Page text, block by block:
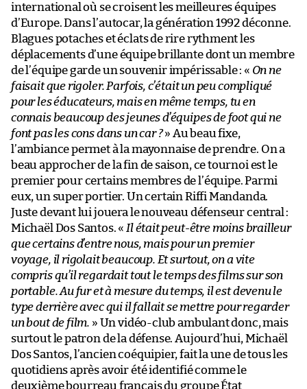
international où se croisent les meilleures équipes
d’Europe. Dans l’autocar, la génération 1992 déconne.
Blagues potaches et éclats de rire rythment les
déplacements d’une équipe brillante dont un membre
de l’équipe garde un souvenir impérissable : « On ne
faisait que rigoler. Parfois, c’était un peu compliqué
pour les éducateurs, mais en même temps, tu en
connais beaucoup des jeunes d’équipes de foot qui ne
font pas les cons dans un car ?» Au beau fixe,
l’ambiance permet à la mayonnaise de prendre. On a
beau approcher de la fin de saison, ce tournoi est le
premier pour certains membres de l’équipe. Parmi
eux, un super portier. Un certain Riffi Mandanda.
Juste devant lui jouera le nouveau défenseur central :
Michaël Dos Santos. « Il était peut-être moins brailleur
que certains d’entre nous, mais pour un premier
voyage, il rigolait beaucoup. Et surtout, on a vite
compris qu’il regardait tout le temps des films sur son
portable. Au fur et à mesure du temps, il est devenu le
type derrière avec qui il fallait se mettre pour regarder
un bout de film. » Un vidéo-club ambulant donc, mais
surtout le patron de la défense. Aujourd’hui, Michaël
Dos Santos, l’ancien coéquipier, fait la une de tous les
quotidiens après avoir été identifié comme le
deuxième bourreau français du groupe État